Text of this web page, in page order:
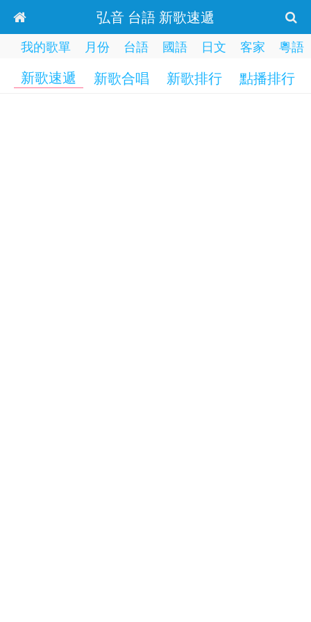
弘音 台語 新歌速遞
我的歌單 月份 台語 國語 日文 客家 粵語
新歌速遞 新歌合唱 新歌排行 點播排行